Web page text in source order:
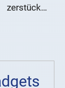
derzeit im